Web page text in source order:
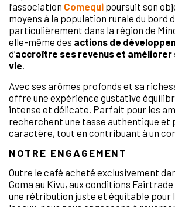
l’association Comequi poursuit son
moyens à la population rurale du bord
particulièrement dans la région de
elle-même des actions de
d’accroître ses revenus et améliorer
vie.
Avec ses arômes profonds et sa
offre une expérience gustative
intense et délicate. Parfait pour les
recherchent une tasse authentique et
caractère, tout en contribuant à un
NOTRE ENGAGEMENT
Outre le café acheté exclusivement
Goma au Kivu, aux conditions
une rétribution juste et équitable pour